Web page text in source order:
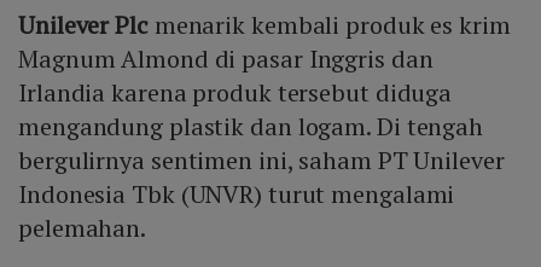
Unilever Plc menarik kembali produk es krim
Magnum Almond di pasar Inggris dan
Irlandia karena produk tersebut diduga
mengandung plastik dan logam. Di tengah
bergulirnya sentimen ini, saham PT Unilever
Indonesia Tbk (UNVR) turut mengalami
pelemahan.